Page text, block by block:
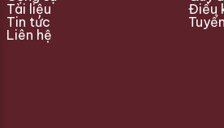
Tài liệu
Tin tức
Liên hệ
Điều